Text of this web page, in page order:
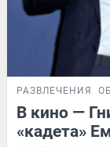
РАЗВЛЕЧЕНИЯ
В кино —
«кадета»